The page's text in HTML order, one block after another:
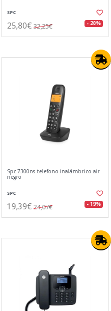
SPC
25,80€ 32,25€ - 20%
Spc 7300ns telefono inalámbrico air
negro
SPC
19,39€ 24,07€ - 19%